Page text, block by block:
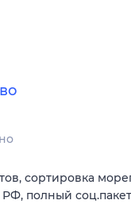
сортировка
полный